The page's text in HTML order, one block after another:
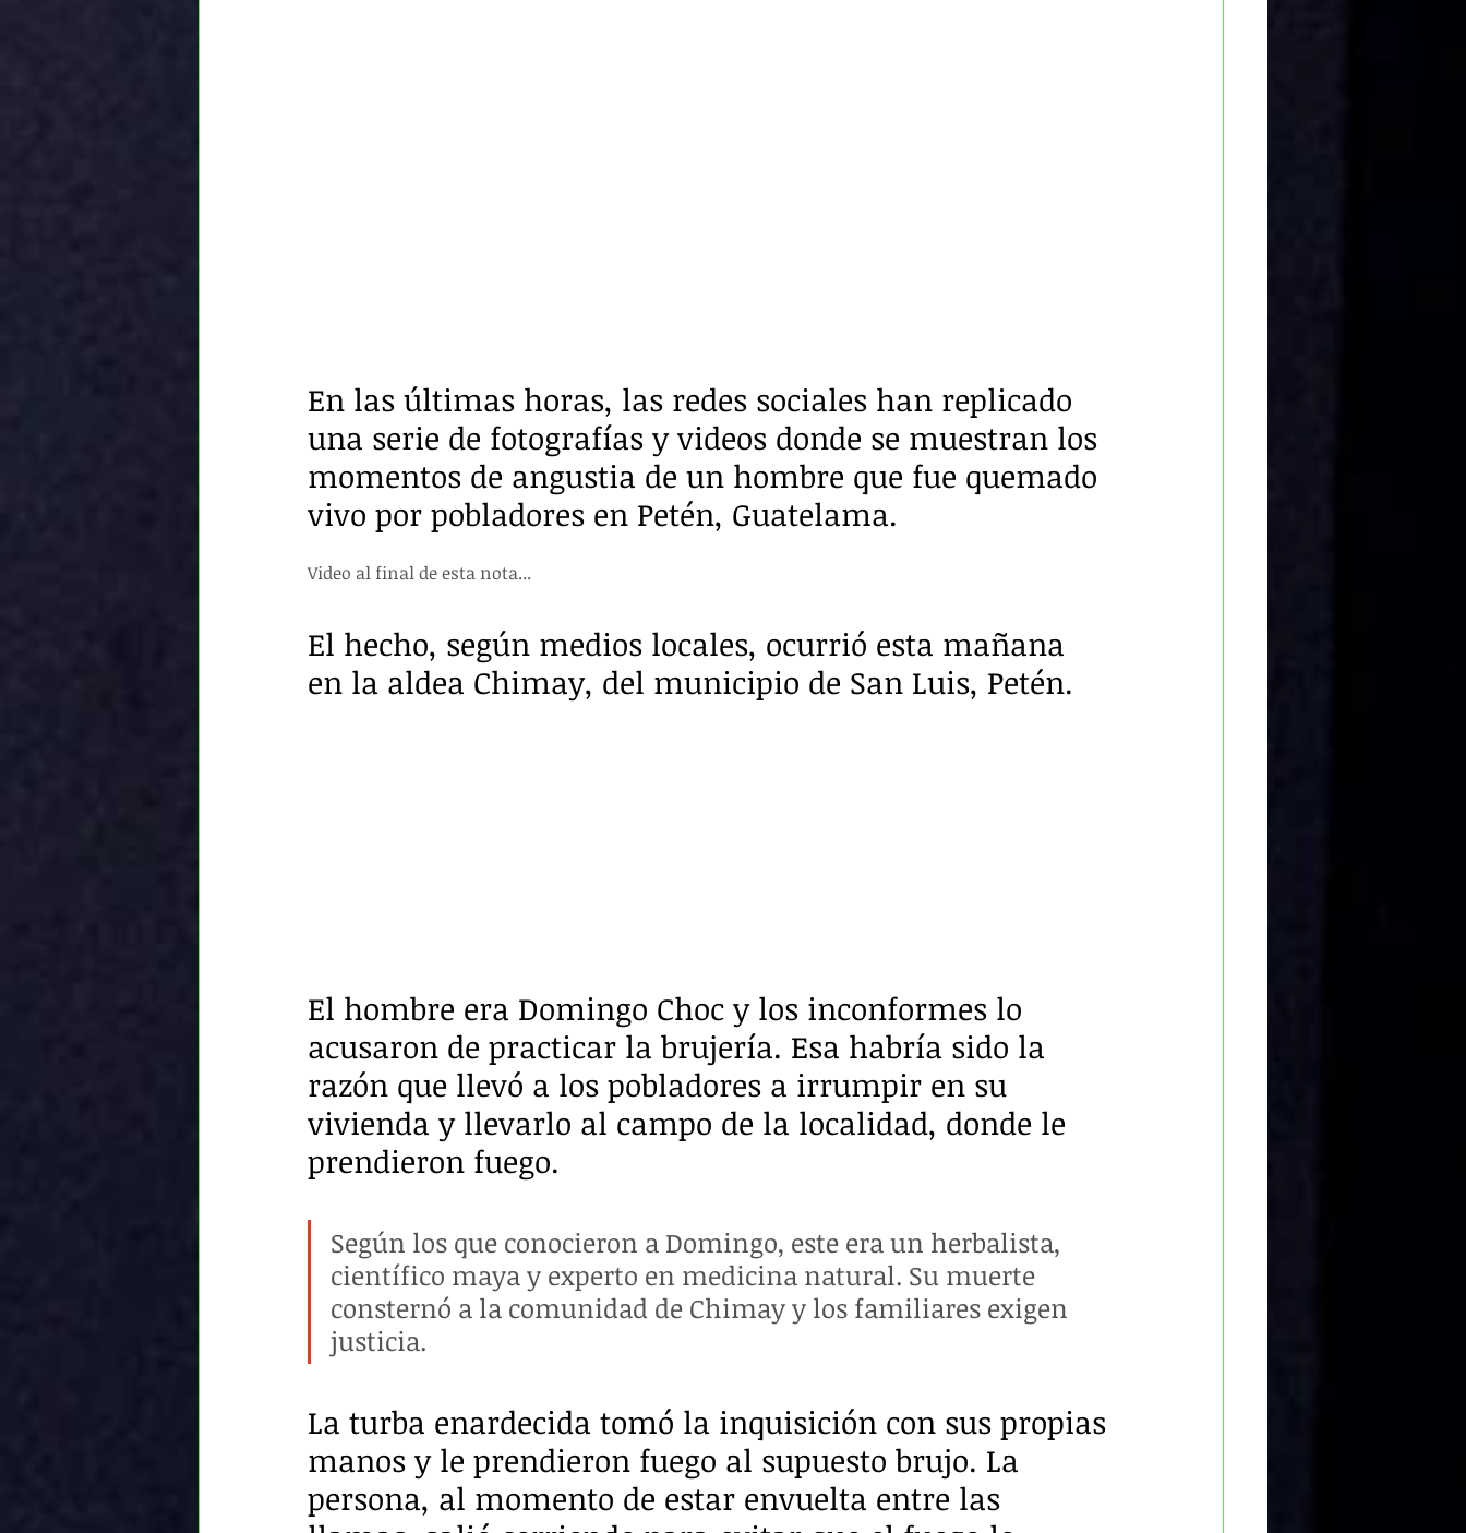
En las últimas horas, las redes sociales han replicado
una serie de fotografías y videos donde se muestran los
momentos de angustia de un hombre que fue quemado
vivo por pobladores en Petén, Guatelama.
Video al final de esta nota...
El hecho, según medios locales, ocurrió esta mañana
en la aldea Chimay, del municipio de San Luis, Petén.
El hombre era Domingo Choc y los inconformes lo
acusaron de practicar la brujería. Esa habría sido la
razón que llevó a los pobladores a irrumpir en su
vivienda y llevarlo al campo de la localidad, donde le
prendieron fuego.
Según los que conocieron a Domingo, este era un herbalista,
científico maya y experto en medicina natural. Su muerte
consternó a la comunidad de Chimay y los familiares exigen
justicia.
La turba enardecida tomó la inquisición con sus propias
manos y le prendieron fuego al supuesto brujo. La
persona, al momento de estar envuelta entre las